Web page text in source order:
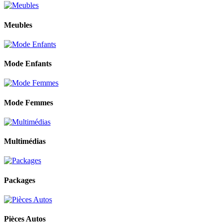
Meubles
Mode Enfants
Mode Femmes
Multimédias
Packages
Pièces Autos